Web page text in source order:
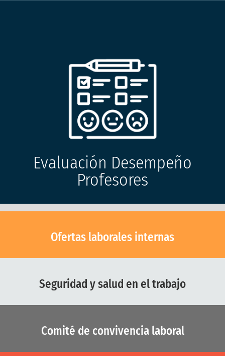
Evaluación Desempeño
Profesores
Ofertas laborales internas
Seguridad y salud en el trabajo
Comité de convivencia laboral